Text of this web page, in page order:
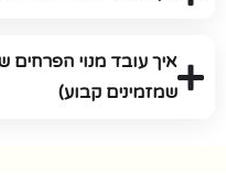
איך עובד מנוי
שמזמינים קבוע)